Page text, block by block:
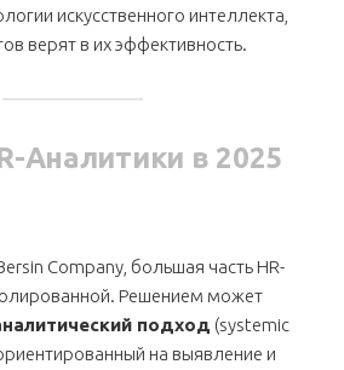
искусственного интеллекта,
верят в их эффективность.
Аналитики в 2025
Company, большая часть HR-
Решением может
подход (systemic
на выявление и